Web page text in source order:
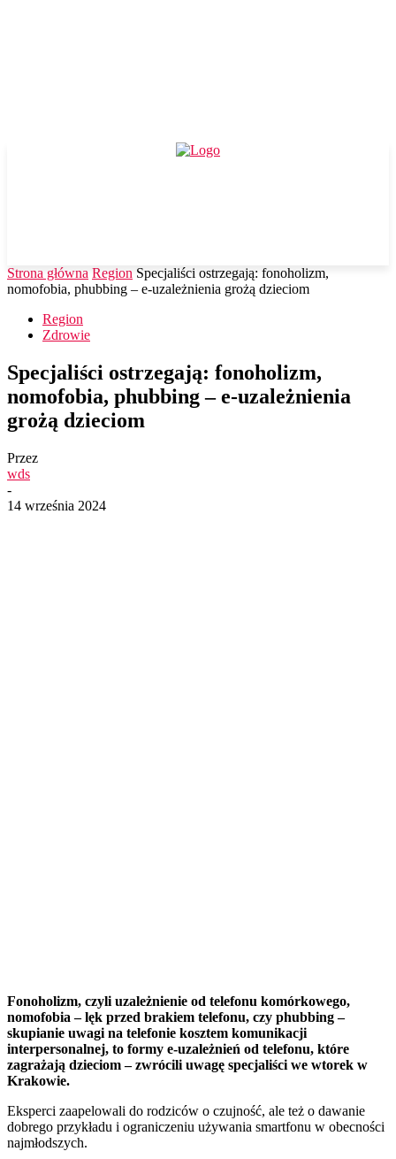
Strona główna Region Specjaliści ostrzegają: fonoholizm,
nomofobia, phubbing – e-uzależnienia grożą dzieciom
Region
Zdrowie
Specjaliści ostrzegają: fonoholizm,
nomofobia, phubbing – e-uzależnienia
grożą dzieciom
Przez
wds
-
14 września 2024
Fonoholizm, czyli uzależnienie od telefonu komórkowego,
nomofobia – lęk przed brakiem telefonu, czy phubbing –
skupianie uwagi na telefonie kosztem komunikacji
interpersonalnej, to formy e-uzależnień od telefonu, które
zagrażają dzieciom – zwrócili uwagę specjaliści we wtorek w
Krakowie.
Eksperci zaapelowali do rodziców o czujność, ale też o dawanie
dobrego przykładu i ograniczeniu używania smartfonu w obecności
najmłodszych.